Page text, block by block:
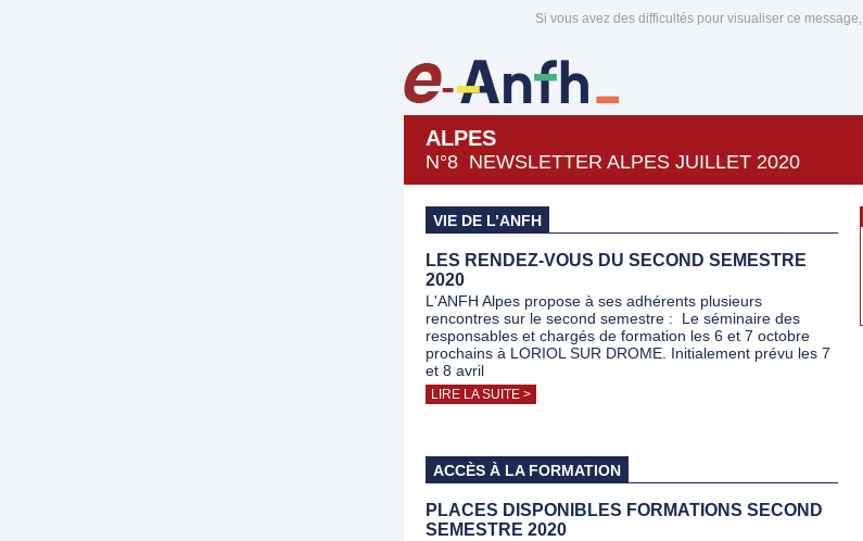
Si vous avez des difficultés pour visualiser ce message,
ALPES
N°8 NEWSLETTER ALPES JUILLET 2020
VIE DE L’ANFH
LES RENDEZ-VOUS DU SECOND SEMESTRE
2020
L'ANFH Alpes propose à ses adhérents plusieurs
rencontres sur le second semestre : Le séminaire des
responsables et chargés de formation les 6 et 7 octobre
prochains à LORIOL SUR DROME. Initialement prévu les 7
et 8 avril
LIRE LA SUITE >
ACCÈS À LA FORMATION
PLACES DISPONIBLES FORMATIONS SECOND
SEMESTRE 2020